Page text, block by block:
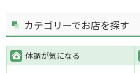
カテゴリーでお店を探す
体調が気になる